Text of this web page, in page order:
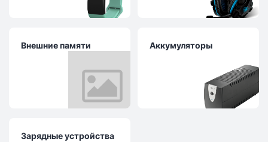
Внешние памяти Аккумуляторы
Зарядные устройства